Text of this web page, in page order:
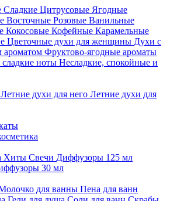
Сладкие Цитрусовые Ягодные
Восточные Розовые Ванильные
Кокосовые Кофейные Карамельные
Цветочные духи для женщины Духи с
ароматом Фруктово-ягодные ароматы
ноты Несладкие, спокойные и
Летние духи для него Летние духи для
Хиты Свечи Диффузоры 125 мл
30 мл
для ванны Пена для ванн